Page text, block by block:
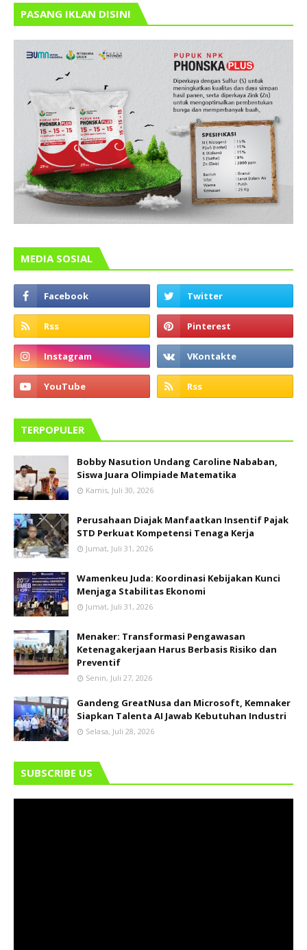
PASANG IKLAN DISINI
MEDIA SOSIAL
TERPOPULER
Bobby Nasution Undang Caroline Nababan,
Siswa Juara Olimpiade Matematika
Kamis, Juli 30, 2026
Perusahaan Diajak Manfaatkan Insentif Pajak
STD Perkuat Kompetensi Tenaga Kerja
Jumat, Juli 31, 2026
Wamenkeu Juda: Koordinasi Kebijakan Kunci
Menjaga Stabilitas Ekonomi
Jumat, Juli 31, 2026
Menaker: Transformasi Pengawasan
Ketenagakerjaan Harus Berbasis Risiko dan
Preventif
Senin, Juli 27, 2026
Gandeng GreatNusa dan Microsoft, Kemnaker
Siapkan Talenta AI Jawab Kebutuhan Industri
Selasa, Juli 28, 2026
SUBSCRIBE US